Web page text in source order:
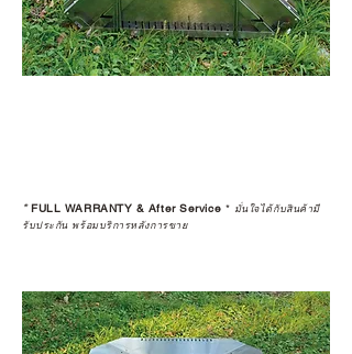
*FULL WARRANTY & After Service * มั่นใจได้กับสินค้ามี
รับประกัน พร้อมบริการหลังการขาย